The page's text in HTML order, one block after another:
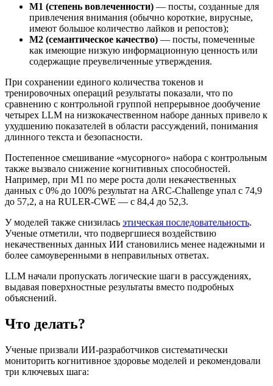
M1 (степень вовлеченности) — посты, созданные для
привлечения внимания (обычно короткие, вирусные,
имеют большое количество лайков и репостов);
M2 (семантическое качество) — посты, помеченные
как имеющие низкую информационную ценность или
содержащие преувеличенные утверждения.
При сохранении единого количества токенов и
тренировочных операций результаты показали, что по
сравнению с контрольной группой непрерывное дообучение
четырех LLM на низкокачественном наборе данных привело к
ухудшению показателей в области рассуждений, понимания
длинного текста и безопасности.
Постепенное смешивание «мусорного» набора с контрольным
также вызвало снижение когнитивных способностей.
Например, при M1 по мере роста доли некачественных
данных с 0% до 100% результат на ARC-Challenge упал с 74,9
до 57,2, а на RULER-CWE — с 84,4 до 52,3.
У моделей также снизилась этическая последовательность.
Ученые отметили, что подвергшиеся воздействию
некачественных данных ИИ становились менее надежными и
более самоуверенными в неправильных ответах.
LLM начали пропускать логические шаги в рассуждениях,
выдавая поверхностные результаты вместо подробных
объяснений.
Что делать?
Ученые призвали ИИ-разработчиков систематически
мониторить когнитивное здоровье моделей и рекомендовали
три ключевых шага: